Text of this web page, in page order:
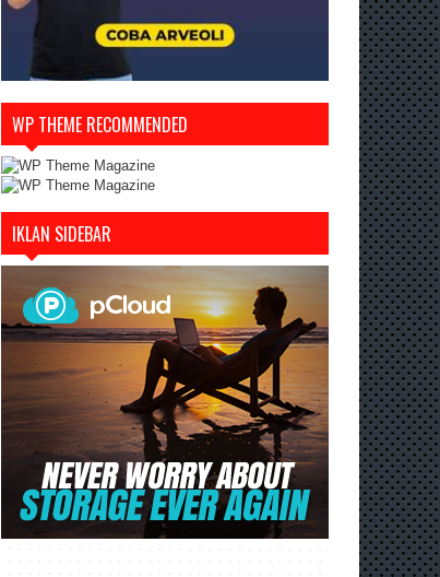
WP THEME RECOMMENDED
IKLAN SIDEBAR